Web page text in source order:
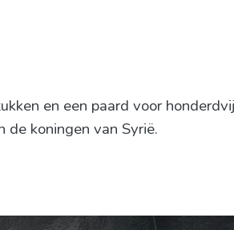
en een paard voor
koningen van Syrië.